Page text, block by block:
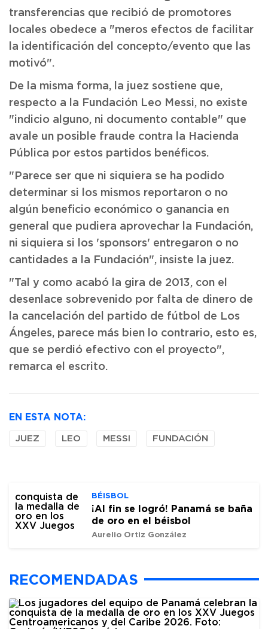
transferencias que recibió de promotores
locales obedece a "meros efectos de facilitar
la identificación del concepto/evento que las
motivó".
De la misma forma, la juez sostiene que,
respecto a la Fundación Leo Messi, no existe
"indicio alguno, ni documento contable" que
avale un posible fraude contra la Hacienda
Pública por estos partidos benéficos.
"Parece ser que ni siquiera se ha podido
determinar si los mismos reportaron o no
algún beneficio económico o ganancia en
general que pudiera aprovechar la Fundación,
ni siquiera si los 'sponsors' entregaron o no
cantidades a la Fundación", insiste la juez.
"Tal y como acabó la gira de 2013, con el
desenlace sobrevenido por falta de dinero de
la cancelación del partido de fútbol de Los
Ángeles, parece más bien lo contrario, esto es,
que se perdió efectivo con el proyecto",
remarca el escrito.
EN ESTA NOTA:
JUEZ LEO MESSI FUNDACIÓN
BÉISBOL
¡Al fin se logró! Panamá se baña
de oro en el béisbol
Aurelio Ortiz González
RECOMENDADAS